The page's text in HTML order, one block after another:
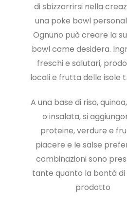
di sbizzarrirsi nella
una poke bowl
Ognuno può creare la
bowl come desidera.
freschi e salutari,
locali e frutta delle isole
A una base di riso,
o insalata, si
proteine, verdure e
piacere e le salse
combinazioni sono
tante quanto la bontà di
prodotto